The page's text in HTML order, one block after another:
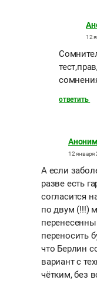
12
ответить
12 января
А если
разве есть
согласится
по двум (!!!)
переносить
что Берлин
вариант с
чётким, без